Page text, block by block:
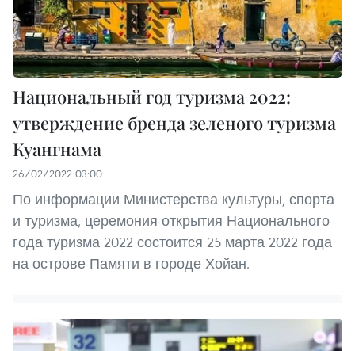
Национальный год туризма 2022:
утверждение бренда зеленого туризма
Куангнама
26/02/2022 03:00
По информации Министерства культуры, спорта
и туризма, церемония открытия Национального
года туризма 2022 состоится 25 марта 2022 года
на острове Памяти в городе Хойан.